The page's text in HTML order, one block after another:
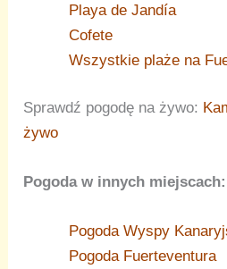
Playa de Jandía
Cofete
Wszystkie plaże na
Sprawdź pogodę na żywo:
żywo
Pogoda w innych miejscach:
Pogoda Wyspy
Pogoda Fuerteventura